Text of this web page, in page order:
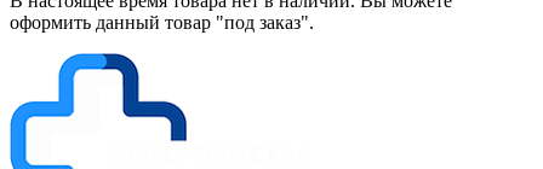
оформить данный товар "под заказ".